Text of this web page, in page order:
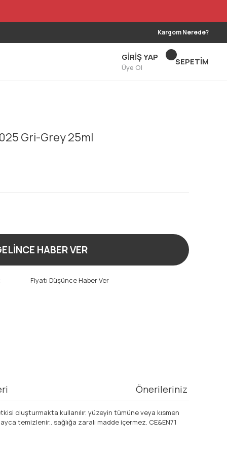
Kargom Nerede?
GİRİŞ YAP
Üye Ol
SEPETİM
Gri-Grey 25ml
HABER VER
Fiyatı Düşünce Haber Ver
Önerileriniz
oluşturmakta kullanılır. yüzeyin tümüne veya kısmen
temizlenir.. sağlığa zaralı madde içermez. CE&EN71